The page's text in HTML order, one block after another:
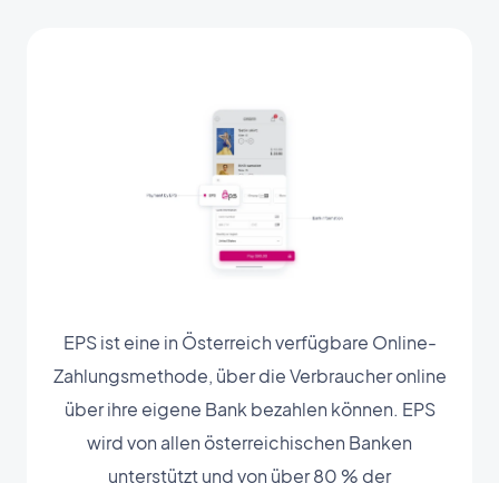
EPS ist eine in Österreich verfügbare Online-
Zahlungsmethode, über die Verbraucher online
über ihre eigene Bank bezahlen können. EPS
wird von allen österreichischen Banken
unterstützt und von über 80 % der